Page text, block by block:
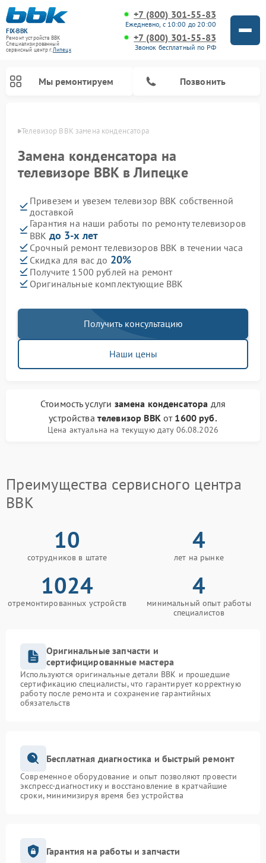
FIX-BBK
Ремонт устройств BBK
Специализированный
cервисный центр г.Липецк
+7 (800) 301-55-83
Ежедневно, с 10:00 до 20:00
+7 (800) 301-55-83
Звонок бесплатный по РФ
Мы ремонтируем Позвонить
Телевизор BBK замена конденсатора
Замена конденсатора на
телевизоре BBK в Липецке
Привезем и увезем телевизор BBK собственной
доставкой
Гарантия на наши работы по ремонту телевизоров
BBK до 3-х лет
Срочный ремонт телевизоров BBK в течении часа
Скидка для вас до 20%
Получите 1500 рублей на ремонт
Оригинальные комплектующие BBK
Получить консультацию
Наши цены
Стоимость услуги замена конденсатора для
устройства телевизор BBKот 1600 руб.
Цена актуальна на текущую дату 06.08.2026
Преимущества сервисного центра
BBK
10
сотрудников в штате
4
лет на рынке
1024
отремонтированных устройств
4
минимальный опыт работы
специалистов
Оригинальные запчасти и
сертифицированные мастера
Используются оригинальные детали BBK и прошедшие
сертификацию специалисты, что гарантирует корректную
работу после ремонта и сохранение гарантийных
обязательств
Бесплатная диагностика и быстрый ремонт
Современное оборудование и опыт позволяют провести
экспресс-диагностику и восстановление в кратчайшие
сроки, минимизируя время без устройства
Гарантия на работы и запчасти